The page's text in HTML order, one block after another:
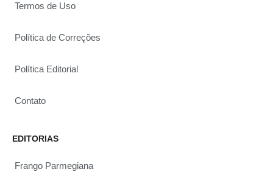
Termos de Uso
Política de Correções
Política Editorial
Contato
EDITORIAS
Frango Parmegiana